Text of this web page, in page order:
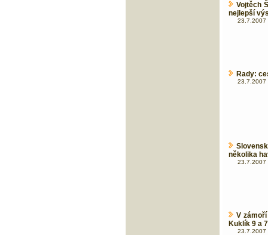
Vojtěch
nejlepší
23.7.2007
Rady:
23.7.2007
několika
23.7.2007
V
Kuklík 9 a
23.7.2007